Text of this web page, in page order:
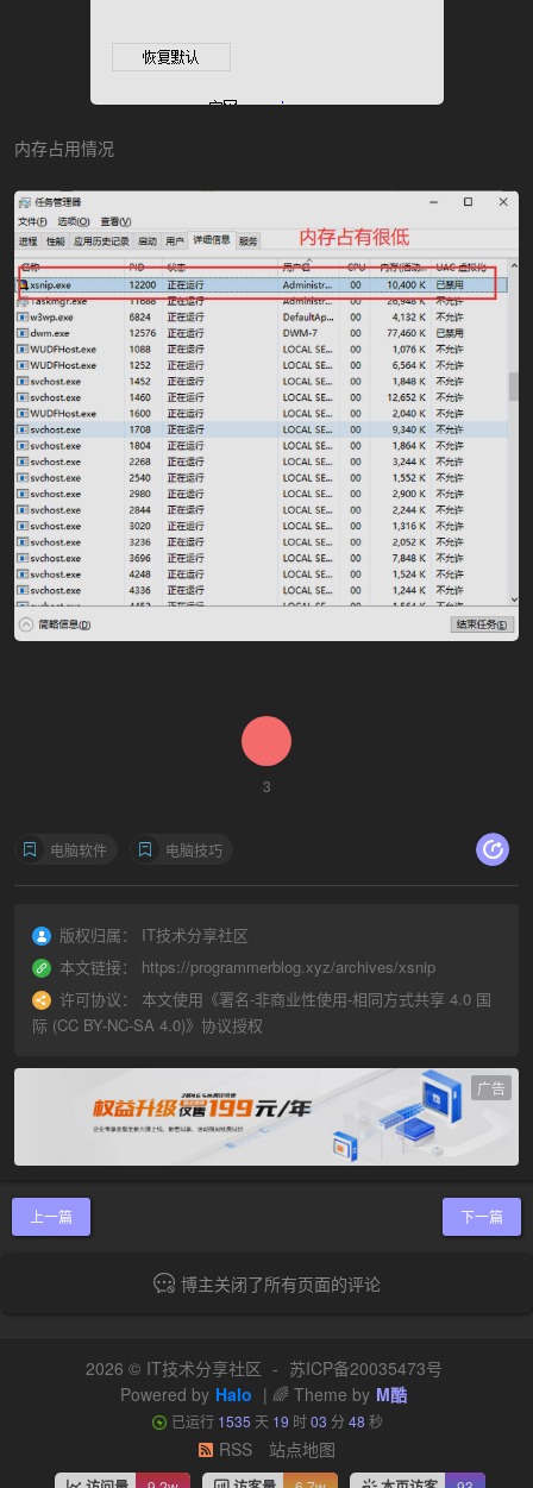
内存占用情况
3
电脑软件 电脑技巧
版权归属：
IT技术分享社区
本文链接：
https://programmerblog.xyz/archives/xsnip
许可协议：
本文使用《署名-非商业性使用-相同方式共享 4.0 国
际 (CC BY-NC-SA 4.0)》协议授权
广告
上一篇 下一篇
博主关闭了所有页面的评论
2026 © IT技术分享社区 - 苏ICP备20035473号
Powered by Halo | 🌈 Theme by M酷
已运行 1535 天 19 时03 分 49 秒
RSS 站点地图